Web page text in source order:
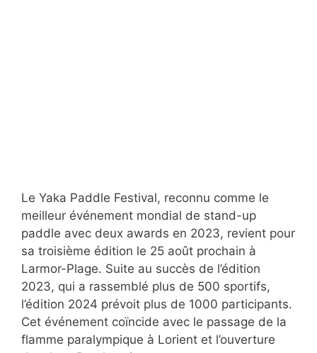
Le Yaka Paddle Festival, reconnu comme le
meilleur événement mondial de stand-up
paddle avec deux awards en 2023, revient pour
sa troisième édition le 25 août prochain à
Larmor-Plage. Suite au succès de l’édition
2023, qui a rassemblé plus de 500 sportifs,
l’édition 2024 prévoit plus de 1000 participants.
Cet événement coïncide avec le passage de la
flamme paralympique à Lorient et l’ouverture